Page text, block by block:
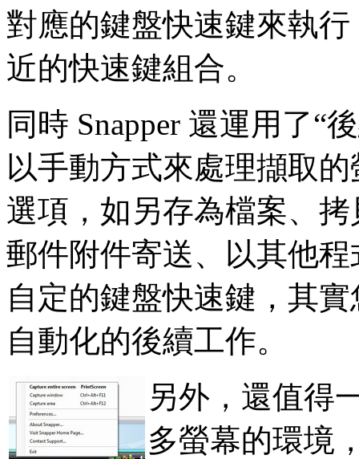
對應的鍵盤快速鍵來執
近的快速鍵組合。
同時 Snapper 還運用了“
以手動方式來處理擷取
選項，如另存為檔案、
郵件附件寄送、以其他
自定的鍵盤快速鍵，其
自動化的後續工作。
另外，還值得
多螢幕的環境